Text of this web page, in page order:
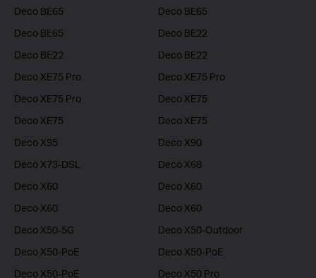
Deco BE65
Deco BE65
Deco BE65
Deco BE22
Deco BE22
Deco BE22
Deco XE75 Pro
Deco XE75 Pro
Deco XE75 Pro
Deco XE75
Deco XE75
Deco XE75
Deco X95
Deco X90
Deco X73-DSL
Deco X68
Deco X60
Deco X60
Deco X60
Deco X60
Deco X50-5G
Deco X50-Outdoor
Deco X50-PoE
Deco X50-PoE
Deco X50-PoE
Deco X50 Pro